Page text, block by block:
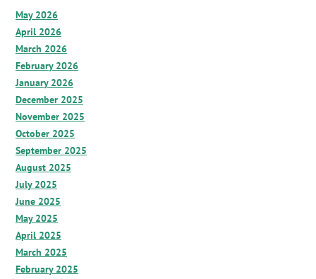
May 2026
April 2026
March 2026
February 2026
January 2026
December 2025
November 2025
October 2025
September 2025
August 2025
July 2025
June 2025
May 2025
April 2025
March 2025
February 2025